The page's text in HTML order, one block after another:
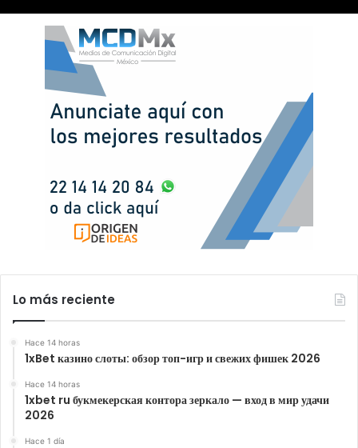
Lo más reciente
Hace 14 horas
1xBet казино слоты: обзор топ-игр и свежих фишек 2026
Hace 14 horas
1xbet ru букмекерская контора зеркало — вход в мир удачи
2026
Hace 1 día